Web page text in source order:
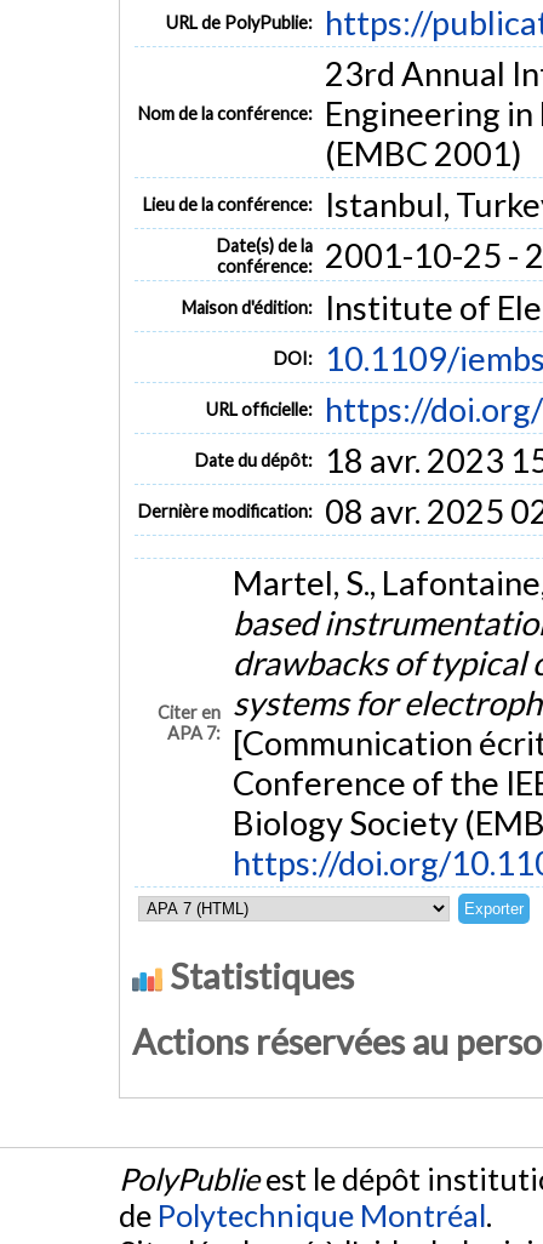
URL de PolyPublie: https://
Nom de la conférence:
23rd Annual
Engineering
(EMBC 2001)
Lieu de la conférence: Istanbul,
Date(s) de la
conférence:
2001-10-25 -
Maison d'édition: Institute of
DOI: 10.1109/
URL officielle: https://
Date du dépôt: 18 avr. 2023
Dernière modification: 08 avr. 2025
Citer en
APA 7:
Martel, S.,
based
drawbacks of typical
systems for
[Communication
Conference of the
Biology Society
https://doi.org/
Statistiques
Actions réservées au
PolyPublieest le dépôt
de Polytechnique Montréal.